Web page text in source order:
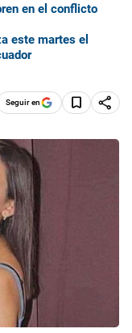
en el conflicto
este martes el
Seguir en